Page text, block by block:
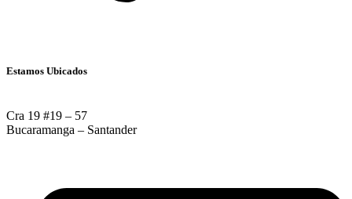
Estamos Ubicados
Cra 19 #19 – 57
Bucaramanga – Santander